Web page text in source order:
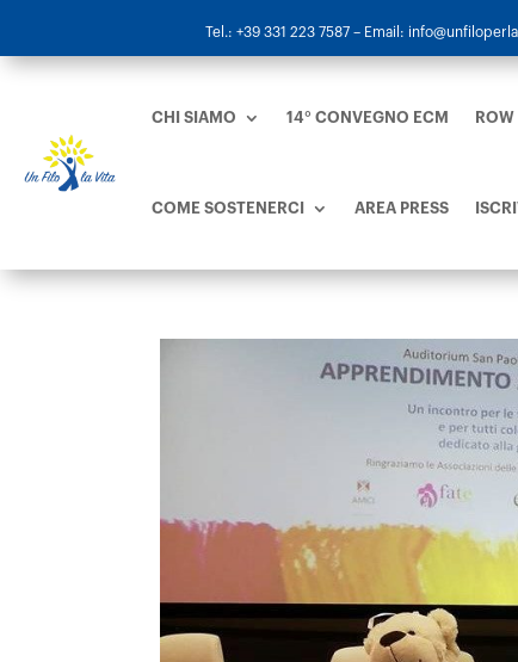
Tel.: +39 331 223 7587 – Email:
CHI SIAMO 14° CONVEGNO ECM ROW
COME SOSTENERCI AREA PRESS